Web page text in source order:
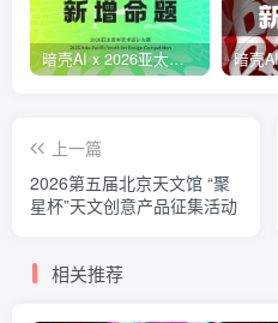
暗壳AI x 2026亚太青年艺术设计大赛
上一篇
2026第五届北京天文馆 “聚
星杯”天文创意产品征集活动
相关推荐